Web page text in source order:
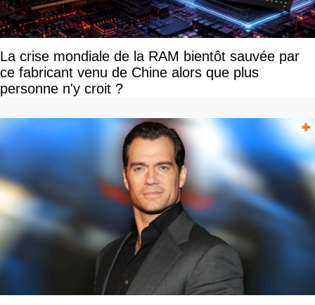
La crise mondiale de la RAM bientôt sauvée par
ce fabricant venu de Chine alors que plus
personne n'y croit ?